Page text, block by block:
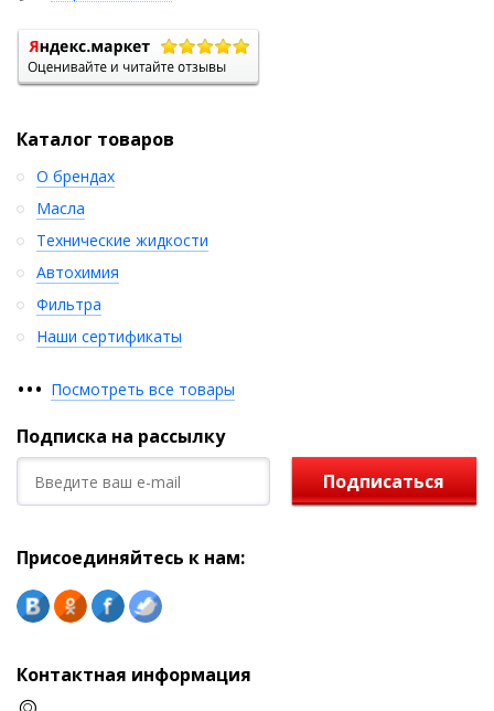
Каталог товаров
О брендах
Масла
Технические жидкости
Автохимия
Фильтра
Наши сертификаты
••• Посмотреть все товары
Подписка на рассылку
Подписаться
Присоединяйтесь к нам:
Контактная информация